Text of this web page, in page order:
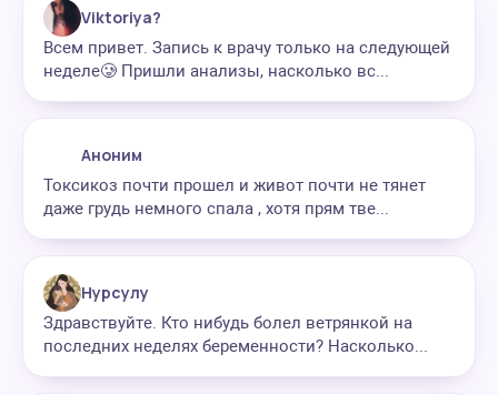
Viktoriya?
Всем привет. Запись к врачу только на следующей
неделе🥲 Пришли анализы, насколько вс...
Аноним
Токсикоз почти прошел и живот почти не тянет
даже грудь немного спала , хотя прям тве...
Нурсулу
Здравствуйте. Кто нибудь болел ветрянкой на
последних неделях беременности? Насколько...